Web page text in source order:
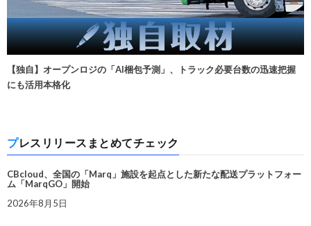
【独自】オープンロジの「AI梱包予測」、トラック必要台数の迅速把握
にも活用本格化
プレスリリースまとめてチェック
CBcloud、全国の「Marq」施設を起点とした新たな配送プラットフォー
ム「MarqGO」開始
2026年8月5日